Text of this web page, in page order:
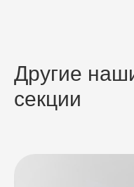
Другие
секции